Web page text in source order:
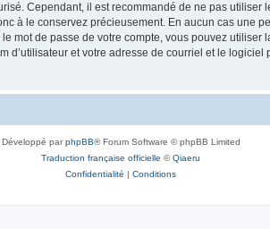
Cependant, il est recommandé de ne pas
à le conservez précieusement. En aucun cas une
mot de passe de votre compte, vous pouvez
et votre adresse de courriel et le
Développé parphpBB® Forum Software © phpBB Limited
Traduction française officielle ©Qiaeru
Confidentialité | Conditions